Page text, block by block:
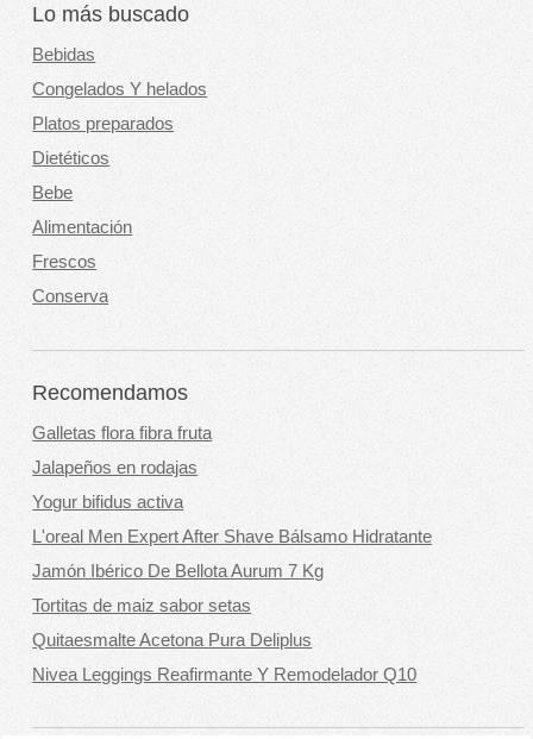
Lo más buscado
Bebidas
Congelados Y helados
Platos preparados
Dietéticos
Bebe
Alimentación
Frescos
Conserva
Recomendamos
Galletas flora fibra fruta
Jalapeños en rodajas
Yogur bifidus activa
L'oreal Men Expert After Shave Bálsamo Hidratante
Jamón Ibérico De Bellota Aurum 7 Kg
Tortitas de maiz sabor setas
Quitaesmalte Acetona Pura Deliplus
Nivea Leggings Reafirmante Y Remodelador Q10